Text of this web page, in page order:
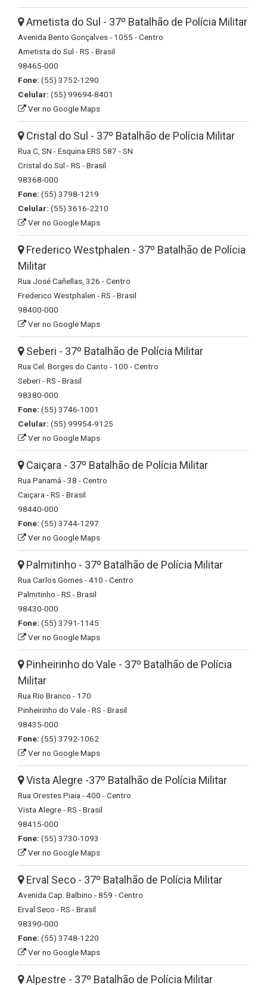
Ametista do Sul - 37º Batalhão de Polícia Militar
Avenida Bento Gonçalves - 1055 - Centro
Ametista do Sul - RS - Brasil
98465-000
Fone: (55) 3752-1290
Celular: (55) 99694-8401
Ver no Google Maps
Cristal do Sul - 37º Batalhão de Polícia Militar
Rua C, SN - Esquina ERS 587 - SN
Cristal do Sul - RS - Brasil
98368-000
Fone: (55) 3798-1219
Celular: (55) 3616-2210
Ver no Google Maps
Frederico Westphalen - 37º Batalhão de Polícia
Militar
Rua José Cañellas, 326 - Centro
Frederico Westphalen - RS - Brasil
98400-000
Ver no Google Maps
Seberi - 37º Batalhão de Polícia Militar
Rua Cel. Borges do Canto - 100 - Centro
Seberi - RS - Brasil
98380-000
Fone: (55) 3746-1001
Celular: (55) 99954-9125
Ver no Google Maps
Caiçara - 37º Batalhão de Polícia Militar
Rua Panamá - 38 - Centro
Caiçara - RS - Brasil
98440-000
Fone: (55) 3744-1297
Ver no Google Maps
Palmitinho - 37º Batalhão de Polícia Militar
Rua Carlos Gomes - 410 - Centro
Palmitinho - RS - Brasil
98430-000
Fone: (55) 3791-1145
Ver no Google Maps
Pinheirinho do Vale - 37º Batalhão de Polícia
Militar
Rua Rio Branco - 170
Pinheirinho do Vale - RS - Brasil
98435-000
Fone: (55) 3792-1062
Ver no Google Maps
Vista Alegre -37º Batalhão de Polícia Militar
Rua Orestes Piaia - 400 - Centro
Vista Alegre - RS - Brasil
98415-000
Fone: (55) 3730-1093
Ver no Google Maps
Erval Seco - 37º Batalhão de Polícia Militar
Avenida Cap. Balbino - 859 - Centro
Erval Seco - RS - Brasil
98390-000
Fone: (55) 3748-1220
Ver no Google Maps
Alpestre - 37º Batalhão de Polícia Militar